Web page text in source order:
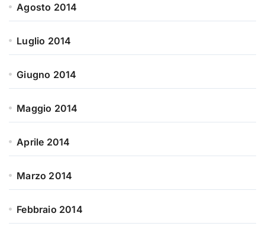
Agosto 2014
Luglio 2014
Giugno 2014
Maggio 2014
Aprile 2014
Marzo 2014
Febbraio 2014